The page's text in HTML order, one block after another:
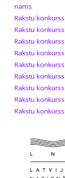
nams
Rakstu
Rakstu
Rakstu
Rakstu
Rakstu
Rakstu
Rakstu
Rakstu
Rakstu